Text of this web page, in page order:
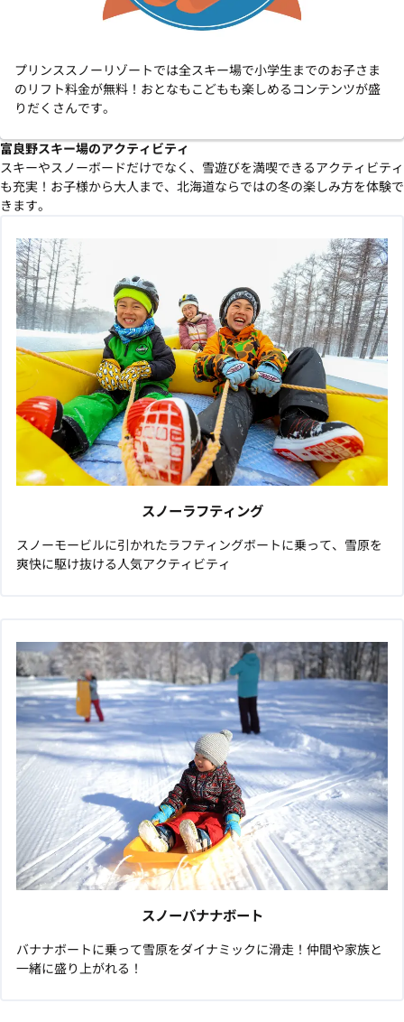
プリンススノーリゾートでは全スキー場で小学生までのお子さま
のリフト料金が無料！おとなもこどもも楽しめるコンテンツが盛
りだくさんです。
富良野スキー場のアクティビティ
スキーやスノーボードだけでなく、雪遊びを満喫できるアクティビティ
も充実！お子様から大人まで、北海道ならではの冬の楽しみ方を体験で
きます。
スノーラフティング
スノーモービルに引かれたラフティングボートに乗って、雪原を
爽快に駆け抜ける人気アクティビティ
スノーバナナボート
バナナボートに乗って雪原をダイナミックに滑走！仲間や家族と
一緒に盛り上がれる！